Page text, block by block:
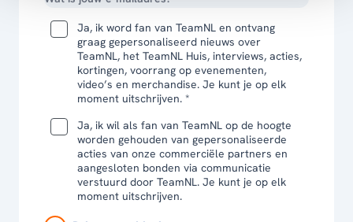
Ja, ik word fan van TeamNL en ontvang
graag gepersonaliseerd nieuws over
TeamNL, het TeamNL Huis, interviews, acties,
kortingen, voorrang op evenementen,
video’s en merchandise. Je kunt je op elk
moment uitschrijven. *
Ja, ik wil als fan van TeamNL op de hoogte
worden gehouden van gepersonaliseerde
acties van onze commerciële partners en
aangesloten bonden via communicatie
verstuurd door TeamNL. Je kunt je op elk
moment uitschrijven.